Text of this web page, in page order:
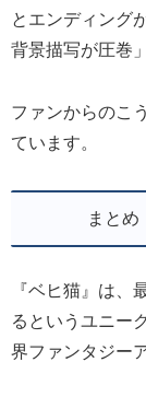
とエンディング
背景描写が圧巻
ファンからのこ
ています。
まとめ
『ベヒ猫』は、
るというユニー
界ファンタジー